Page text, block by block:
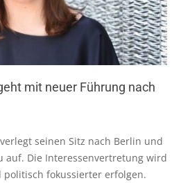
mit neuer Führung nach
seinen Sitz nach Berlin und
auf. Die Interessenvertretung wird
fokussierter erfolgen.